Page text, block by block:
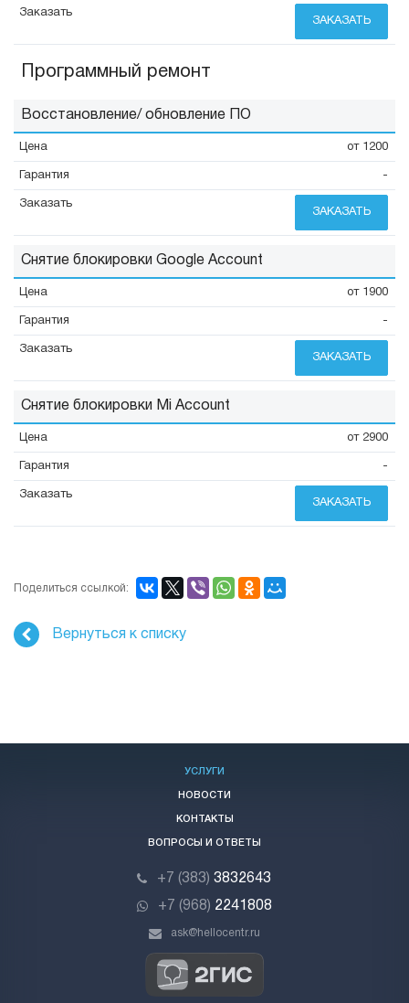
ЗАКАЗАТЬ
Программный ремонт
Восстановление/ обновление ПО
от 1200
-
ЗАКАЗАТЬ
Снятие блокировки Google Account
от 1900
-
ЗАКАЗАТЬ
Снятие блокировки Mi Account
от 2900
-
ЗАКАЗАТЬ
Поделиться ссылкой:
Вернуться к списку
УСЛУГИ
НОВОСТИ
КОНТАКТЫ
ВОПРОСЫ И ОТВЕТЫ
+7 (383) 3832643
+7 (968) 2241808
ask@hellocentr.ru